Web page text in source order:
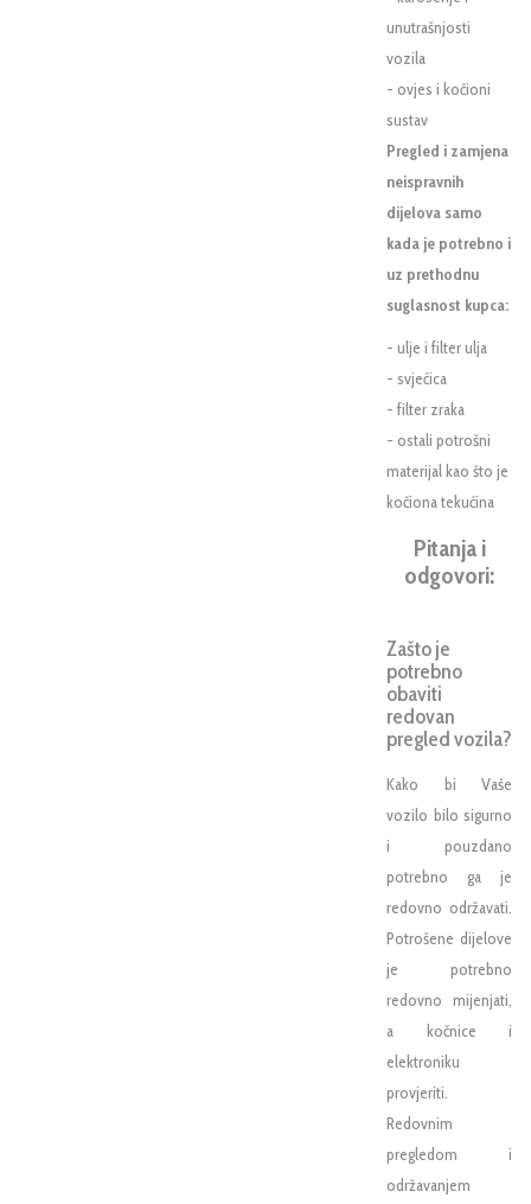
unutrašnjosti
vozila
- ovjes i kočioni
sustav
Pregled i zamjena
neispravnih
dijelova samo
kada je potrebno i
uz prethodnu
suglasnost kupca:
- ulje i filter ulja
- svjećica
- filter zraka
- ostali potrošni
materijal kao što je
kočiona tekućina
Pitanja i
odgovori:
Zašto je
potrebno
obaviti
redovan
pregled vozila?
Kako bi Vaše
vozilo bilo sigurno
i pouzdano
potrebno ga je
redovno održavati.
Potrošene dijelove
je potrebno
redovno mijenjati,
a kočnice i
elektroniku
provjeriti.
Redovnim
pregledom i
održavanjem